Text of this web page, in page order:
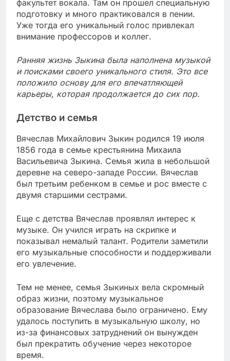
факультет вокала. Там он прошел специальную
подготовку и много практиковался в пении.
Уже тогда его уникальный голос привлекал
внимание профессоров и коллег.
Ранняя жизнь Зыкина была наполнена музыкой
и поисками своего уникального стиля. Это все
положило основу для его впечатляющей
карьеры, которая продолжается до сих пор.
Детство и семья
Вячеслав Михайлович Зыкин родился 19 июля
1856 года в семье крестьянина Михаила
Васильевича Зыкина. Семья жила в небольшой
деревне на северо-западе России. Вячеслав
был третьим ребенком в семье и рос вместе с
двумя старшими сестрами.
Еще с детства Вячеслав проявлял интерес к
музыке. Он учился играть на скрипке и
показывал немалый талант. Родители заметили
его музыкальные способности и поддерживали
его увлечение.
Тем не менее, семья Зыкиных вела скромный
образ жизни, поэтому музыкальное
образование Вячеслава было ограничено. Ему
удалось поступить в музыкальную школу, но
из-за финансовых затруднений он вынужден
был прекратить обучение через некоторое
время.